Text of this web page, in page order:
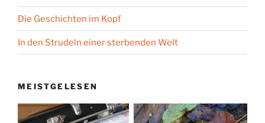
Die Geschichten im Kopf
In den Strudeln einer sterbenden Welt
MEISTGELESEN